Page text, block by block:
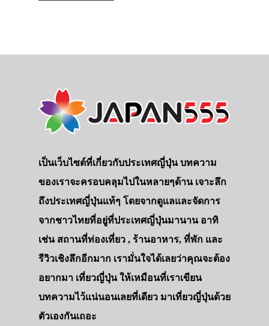
เป็นเว็บไซต์ที่เกี่ยวกับประเทศญี่ปุ่น บทความ
ของเราจะครอบคลุมไปในหลายๆด้าน เจาะลึก
ถึงประเทศญี่ปุ่นแท้ๆ โดยจากดูแลและจัดการ
จากชาวไทยที่อยู่ที่ประเทศญี่ปุ่นมานาน อาทิ
เช่น สถานที่ท่องเที่ยว , ร้านอาหาร, ที่พัก และ
รีวิวเชิงลึกอีกมาก เรามั่นใจได้เลยว่าคุณจะต้อง
อยากมา เที่ยวญี่ปุ่น ให้เหมือนที่เราเขียน
บทความไว้แน่นอนเลยที่เดียว มาเที่ยวญี่ปุ่นด้วย
ตัวเองกันเถอะ